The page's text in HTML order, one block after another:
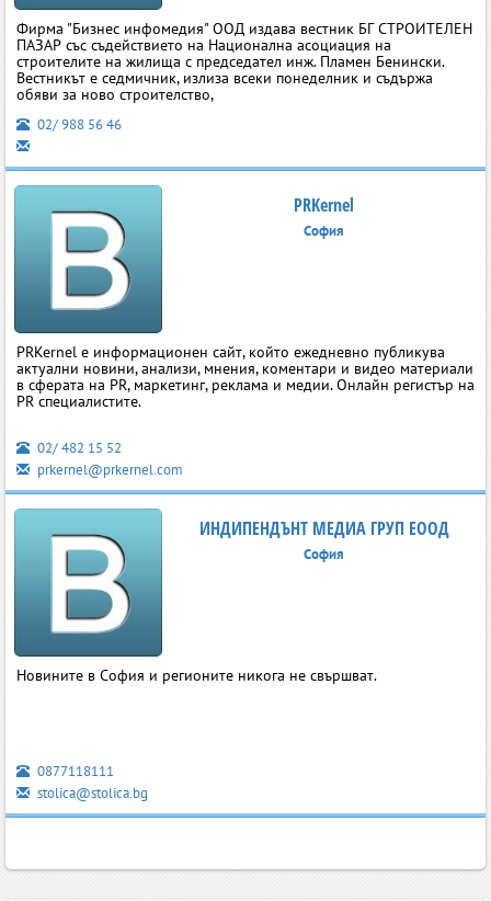
Фирма "Бизнес инфомедия" ООД издава вестник БГ СТРОИТЕЛЕН
ПАЗАР със съдействието на Национална асоциация на
строителите на жилища с председател инж. Пламен Бенински.
Вестникът е седмичник, излиза всеки понеделник и съдържа
обяви за ново строителство,
02/ 988 56 46
PRKernel
София
PRKernel е информационен сайт, който ежедневно публикува
актуални новини, анализи, мнения, коментари и видео материали
в сферата на PR, маркетинг, реклама и медии. Онлайн регистър на
PR специалистите.
02/ 482 15 52
prkernel@prkernel.com
ИНДИПЕНДЪНТ МЕДИА ГРУП ЕООД
София
Новините в София и регионите никога не свършват.
0877118111
stolica@stolica.bg